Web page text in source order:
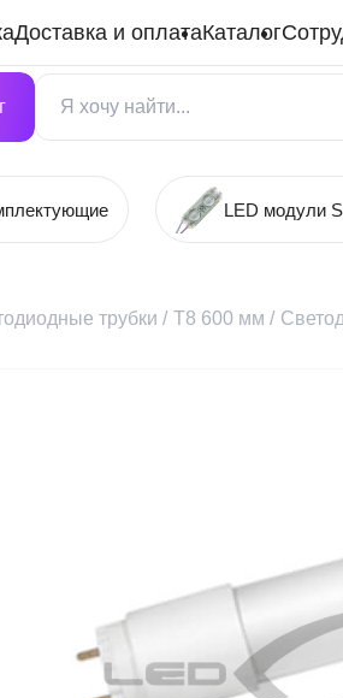
Доставка и оплатаКаталог
LED модули
трубки / Т8 600 мм /